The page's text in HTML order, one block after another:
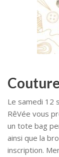
Le samedi 12
RêVée vous
un tote bag
ainsi que la
inscription.